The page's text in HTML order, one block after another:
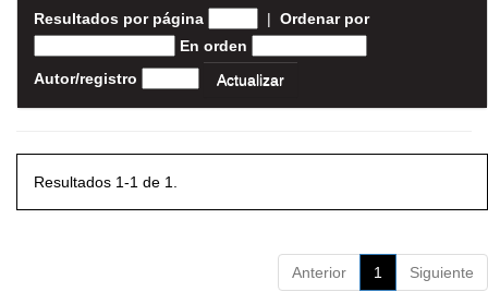
Resultados por página | Ordenar por
En orden
Autor/registro
Resultados 1-1 de 1.
Anterior 1 Siguiente